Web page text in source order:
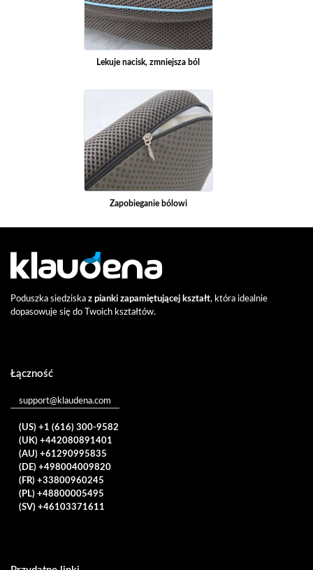
Lekuje nacisk, zmniejsza ból
Zapobieganie bólowi
Poduszka siedziska z pianki zapamiętującej kształt, która idealnie
dopasowuje się do Twoich kształtów.
Łączność
support@klaudena.com
(US) +1 (616) 300-9582
(UK) +442080891401
(AU) +61290995835
(DE) +498004009820
(FR) +33800960245
(PL) +48800005495
(SV) +46103371611